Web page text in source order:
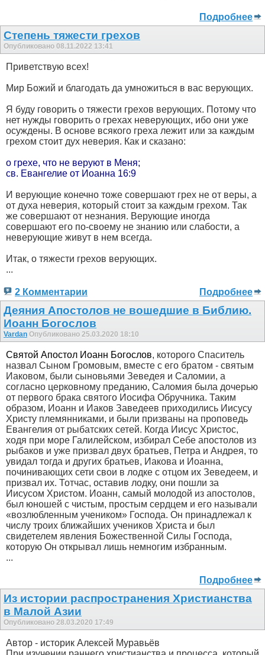
Подробнее
Степень тяжести грехов
Опубликовано 08.11.2022 13:41
Приветствую всех!
Мир Божий и благодать да умножиться в вас верующих.
Я буду говорить о тяжести грехов верующих. Потому что
нет нужды говорить о грехах неверующих, ибо они уже
осуждены. В основе всякого греха лежит или за каждым
грехом стоит дух неверия. Как и сказано:
о грехе, что не веруют в Меня;
св. Евангелие от Иоанна 16:9
И верующие конечно тоже совершают грех не от веры, а
от духа неверия, который стоит за каждым грехом. Так
же совершают от незнания. Верующие иногда
совершают его по-своему не знанию или слабости, а
неверующие живут в нем всегда.
Итак, о тяжести грехов верующих.
...
2 Комментарии Подробнее
Деяния Апостолов не вошедшие в Библию.
Иоанн Богослов
Vardan Опубликовано 25.03.2020 18:10
Святой Апостол Иоанн Богослов, которого Спаситель
назвал Сыном Громовым, вместе с его братом - святым
Иаковом, были сыновьями Зеведея и Саломии, а
согласно церковному преданию, Саломия была дочерью
от первого брака святого Иосифа Обручника. Таким
образом, Иоанн и Иаков Заведеев приходились Иисусу
Христу племянниками, и были призваны на проповедь
Евангелия от рыбатских сетей. Когда Иисус Христос,
ходя при море Галилейском, избирал Себе апостолов из
рыбаков и уже призвал двух братьев, Петра и Андрея, то
увидал тогда и других братьев, Иакова и Иоанна,
починивающих сети свои в лодке с отцом их Зеведеем, и
призвал их. Тотчас, оставив лодку, они пошли за
Иисусом Христом. Иоанн, самый молодой из апостолов,
был юношей с чистым, простым сердцем и его называли
«возлюбленным учеником» Господа. Он принадлежал к
числу троих ближайших учеников Христа и был
свидетелем явления Божественной Силы Господа,
которую Он открывал лишь немногим избранным.
...
Подробнее
Из истории распространения Христианства
в Малой Азии
Опубликовано 28.03.2020 17:49
Автор - историк Алексей Муравьёв